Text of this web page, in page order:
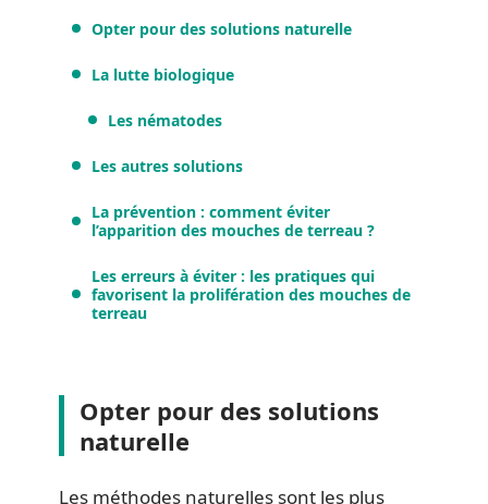
Opter pour des solutions naturelle
La lutte biologique
Les nématodes
Les autres solutions
La prévention : comment éviter
l’apparition des mouches de terreau ?
Les erreurs à éviter : les pratiques qui
favorisent la prolifération des mouches de
terreau
Opter pour des solutions
naturelle
Les méthodes naturelles sont les plus